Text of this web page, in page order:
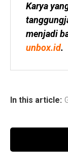
Karya
unbox.id.
In this article: